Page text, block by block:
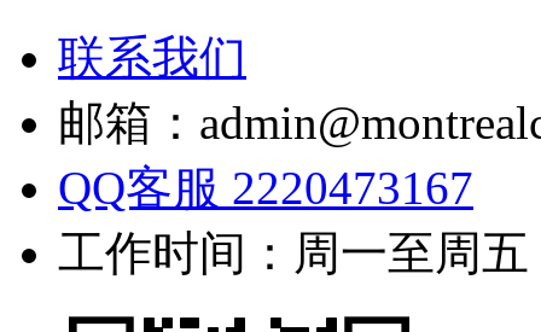
联系我们
邮箱：
QQ客服 2220473167
工作时间：周一至周